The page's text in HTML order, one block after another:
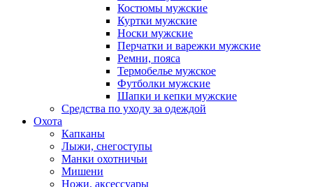
Костюмы мужские
Куртки мужские
Носки мужские
Перчатки и варежки мужские
Ремни, пояса
Термобелье мужское
Футболки мужские
Шапки и кепки мужские
Средства по уходу за одеждой
Охота
Капканы
Лыжи, снегоступы
Манки охотничьи
Мишени
Ножи, аксессуары